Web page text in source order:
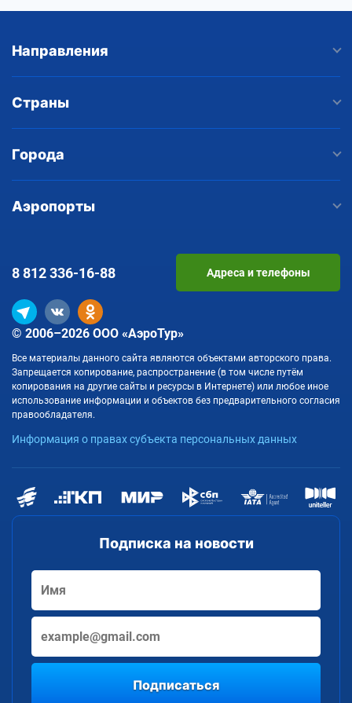
Направления
Страны
Города
Аэропорты
Подписка на новости
Подписаться
© 2006–2026 ООО «АэроТур»
Все материалы данного сайта являются объектами авторского права.
Запрещается копирование, распространение (в том числе путём
копирования на другие сайты и ресурсы в Интернете) или любое иное
использование информации и объектов без предварительного согласия
правообладателя.
Информация о правах субъекта персональных данных
8 812336-16-88 Адреса и телефоны